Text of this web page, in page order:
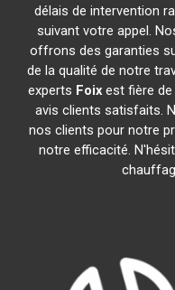
délais de intervention
suivant votre appel.
offrons des garanties
de la qualité de notre
experts Foix est fière
avis clients satisfaits.
nos clients pour notre
notre efficacité.